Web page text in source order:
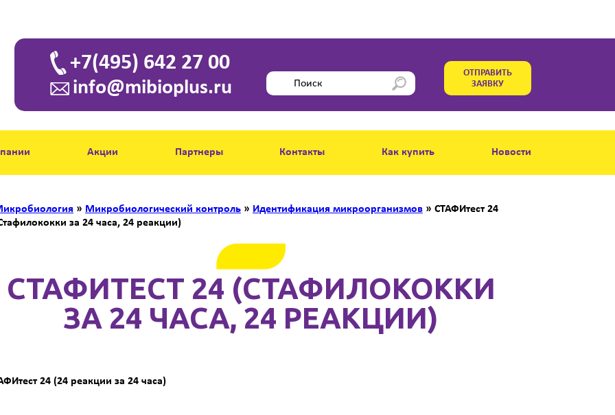
+7(495) 642 27 00
info@mibioplus.ru
ОТПРАВИТЬ
ЗАЯВКУ
Акции Партнеры Контакты Как купить Новости
» Микробиологический контроль » Идентификация микроорганизмов » СТАФИтест 24
за 24 часа, 24 реакции)
СТАФИТЕСТ 24 (СТАФИЛОКОККИ
ЗА 24 ЧАСА, 24 РЕАКЦИИ)
24 (24 реакции за 24 часа)